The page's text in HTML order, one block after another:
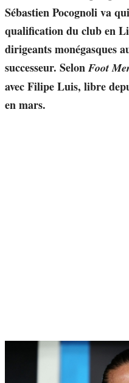
Sébastien Pocognoli va
qualification du club en
dirigeants monégasques
successeur. SelonFoot
avec Filipe Luis, libre
en mars.